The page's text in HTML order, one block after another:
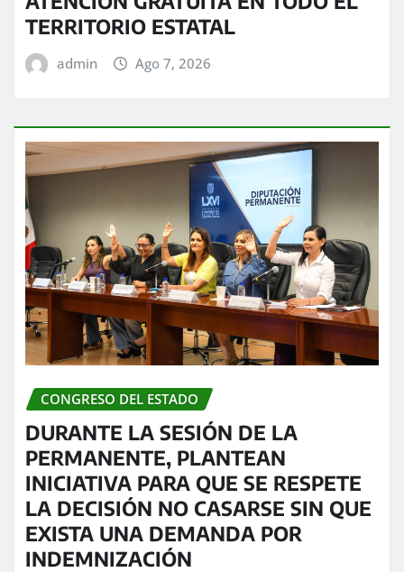
TERRITORIO ESTATAL
admin Ago 7, 2026
CONGRESO DEL ESTADO
DURANTE LA SESIÓN DE LA
PERMANENTE, PLANTEAN
INICIATIVA PARA QUE SE RESPETE
LA DECISIÓN NO CASARSE SIN QUE
EXISTA UNA DEMANDA POR
INDEMNIZACIÓN